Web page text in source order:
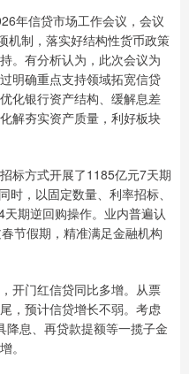
年信贷市场工作会议，会议
机制，落实好结构性货币政策
。有分析认为，此次会议为
明确重点支持领域拓宽信贷
化银行资产结构、缓解息差
解夯实资产质量，利好板块
标方式开展了1185亿元7天期
，以固定数量、利率招标、
期逆回购操作。业内普遍认
节假期，精准满足金融机构
开门红信贷同比多增。从票
，预计信贷增长不弱。考虑
息、再贷款提额等一揽子金
。